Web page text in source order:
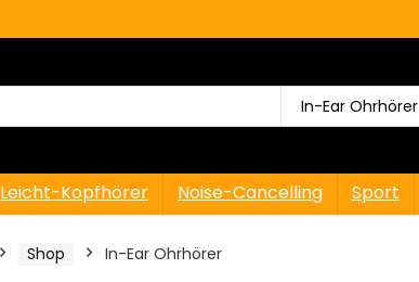
In-Ear Ohrhörer
Leicht-Kopfhörer Noise-Cancelling Sport
Shop In-Ear Ohrhörer